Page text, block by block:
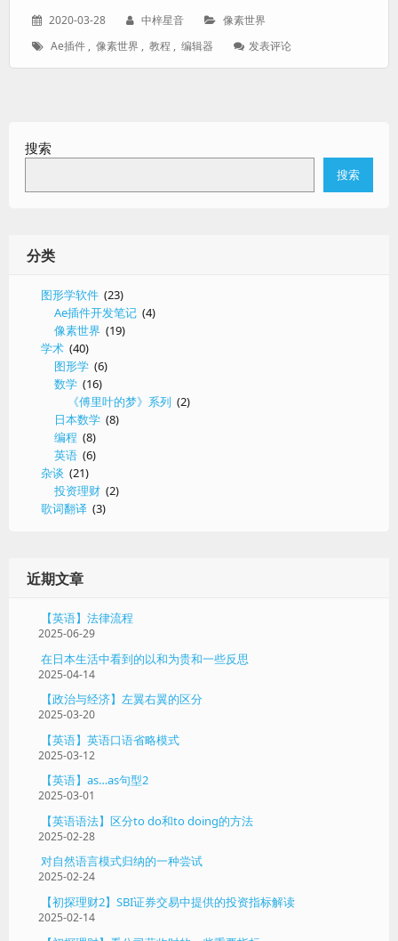
发
于：
2020-03-28
作
中梓星音
分
像素世界
标
Ae插件 , 像素世界 , 教程 , 编辑器 发表评论: 世
搜索
搜索
分类
图形学软件 (23)
Ae插件开发笔记 (4)
像素世界 (19)
学术 (40)
图形学 (6)
数学 (16)
《傅里叶的梦》系列 (2)
日本数学 (8)
编程 (8)
英语 (6)
杂谈 (21)
投资理财 (2)
歌词翻译 (3)
近期文章
【英语】法律流程
2025-06-29
在日本生活中看到的以和为贵和一些反思
2025-04-14
【政治与经济】左翼右翼的区分
2025-03-20
【英语】英语口语省略模式
2025-03-12
【英语】as…as句型2
2025-03-01
【英语语法】区分to do和to doing的方法
2025-02-28
对自然语言模式归纳的一种尝试
2025-02-24
【初探理财2】SBI证券交易中提供的投资指标解读
2025-02-14